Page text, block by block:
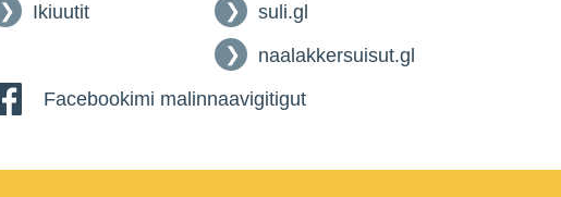
Ikiuutit
suli.gl
naalakkersuisut.gl
Facebookimi malinnaavigitigut